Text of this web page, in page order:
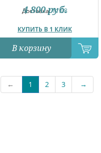
Доставка:11.08
КУПИТЬ В 1 КЛИК
4 800 руб.
В корзину
← 1 2 3 →